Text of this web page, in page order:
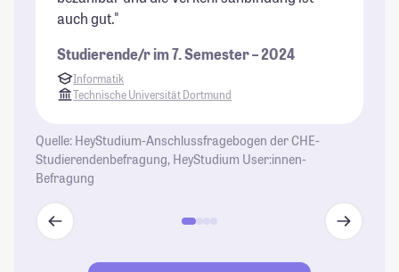
auch gut."
Studierende/r im 7. Semester – 2024
Informatik
Technische Universität Dortmund
Quelle: HeyStudium-Anschlussfragebogen der CHE-
Studierendenbefragung, HeyStudium User:innen-
Befragung